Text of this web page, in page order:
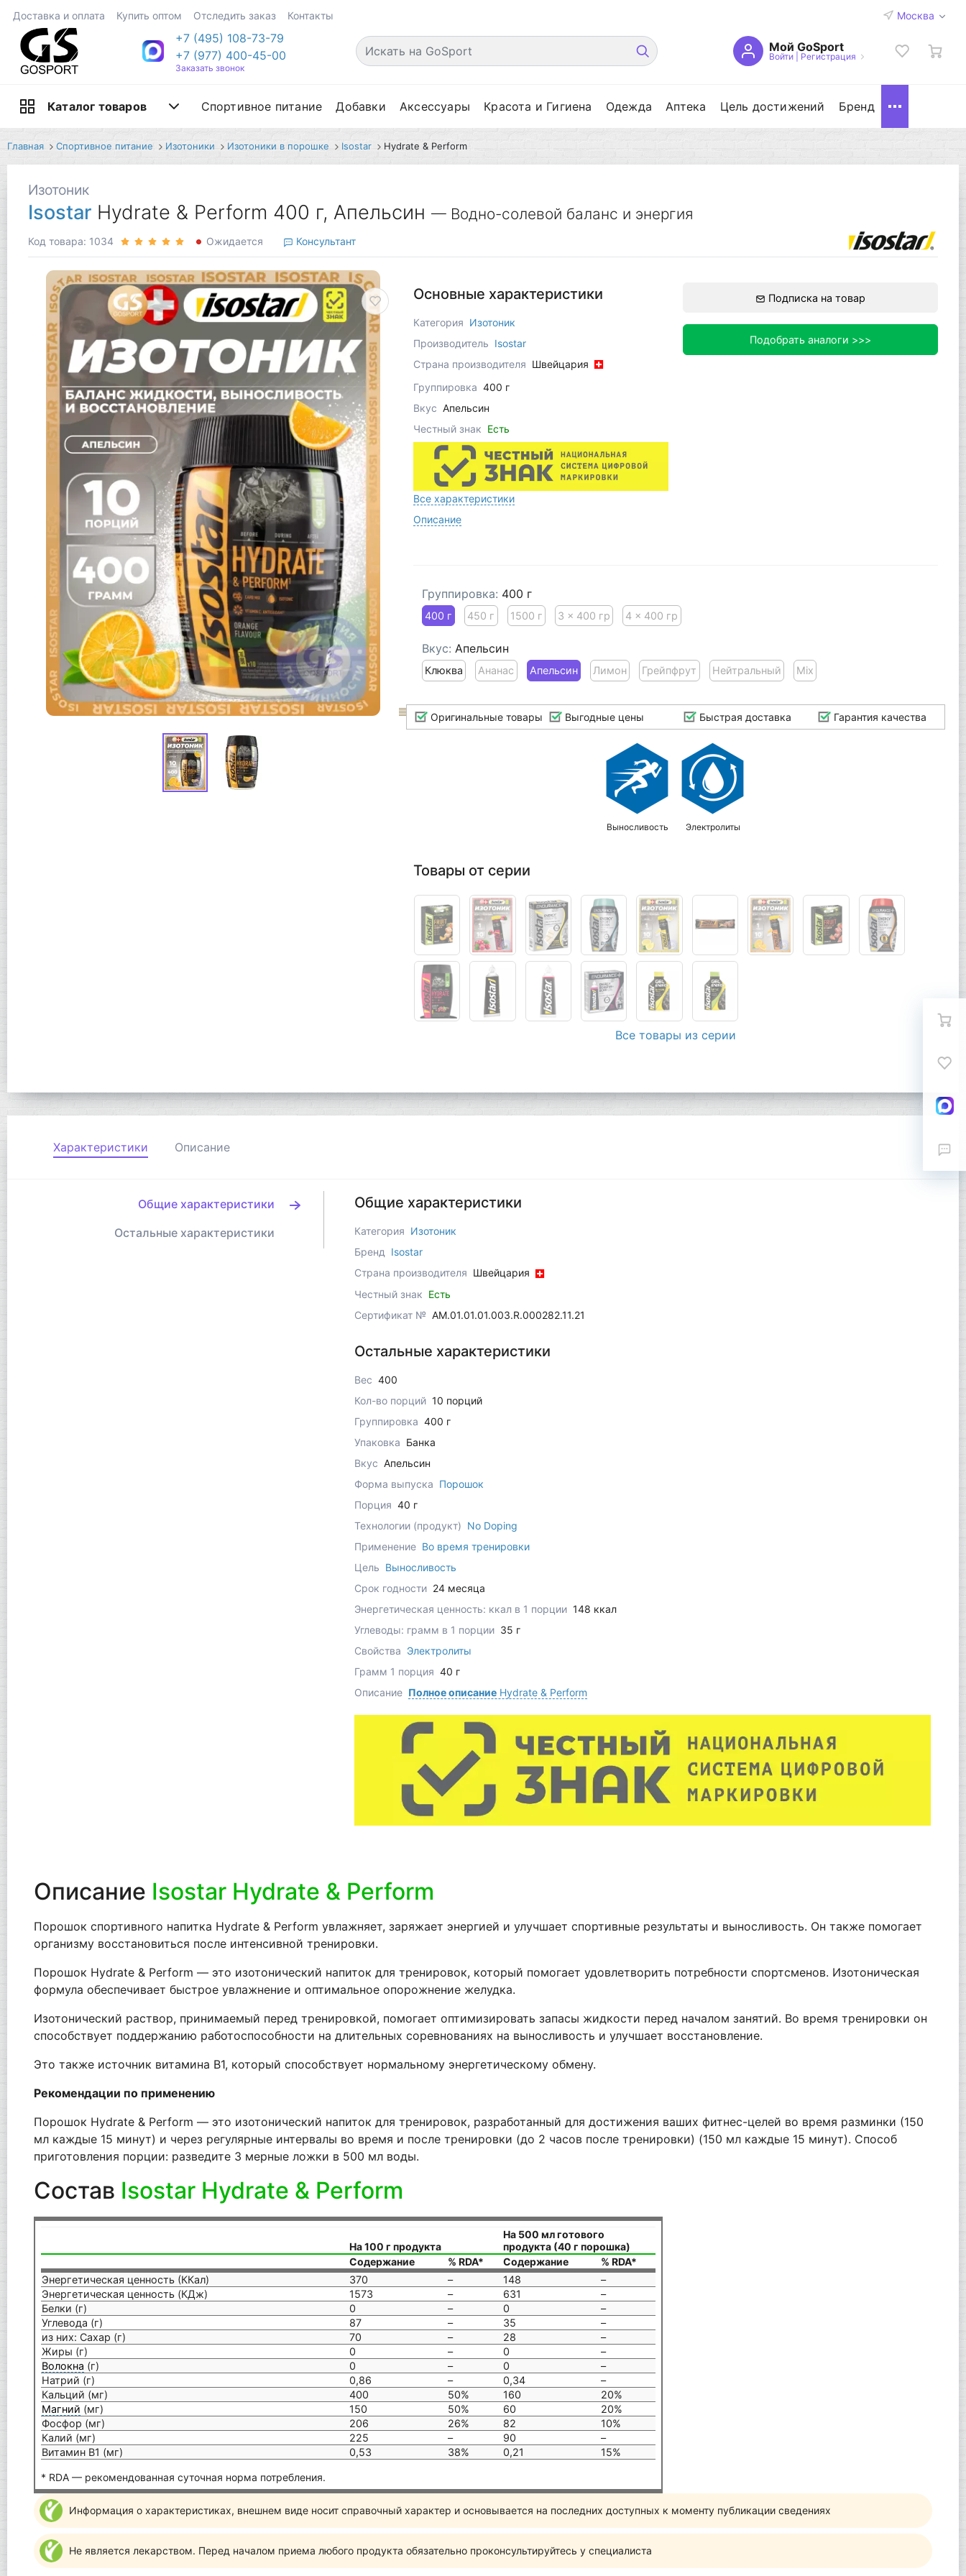
Доставка и оплата Купить оптом Отследить заказ Контакты Москва
+7 (495) 108-73-79
+7 (977) 400-45-00
Заказать звонок
Мой GoSport
Войти| Регистрация
Каталог товаров Спортивное питание Добавки Аксессуары Красота и Гигиена Одежда Аптека Цель достижений Бренд
Главная Спортивное питание Изотоники Изотоники в порошке Isostar Hydrate & Perform
Изотоник
Isostar Hydrate & Perform 400 г, Апельсин — Водно-солевой баланс и энергия
Код товара: 1034 Ожидается Консультант
Основные характеристики
Категория Изотоник
Производитель Isostar
Страна производителя Швейцария
Группировка 400 г
Вкус Апельсин
Честный знак Есть
Все характеристики
Описание
Подписка на товар
Подобрать аналоги >>>
Группировка: 400 г
400 г 450 г 1500 г 3 x 400 гр 4 x 400 гр
Вкус: Апельсин
Клюква Ананас Апельсин Лимон Грейпфрут Нейтральный Mix
Оригинальные товары Выгодные цены Быстрая доставка Гарантия качества
Выносливость Электролиты
Товары от серии
Все товары из серии
Характеристики Описание
Общие характеристики
Остальные характеристики
Общие характеристики
Категория Изотоник
Бренд
Isostar
Страна производителя Швейцария
Честный знак Есть
Сертификат № AM.01.01.01.003.R.000282.11.21
Остальные характеристики
Вес 400
Кол-во порций 10 порций
Группировка 400 г
Упаковка Банка
Вкус Апельсин
Форма выпуска Порошок
Порция 40 г
Технологии (продукт) No Doping
Применение Во время тренировки
Цель Выносливость
Срок годности 24 месяца
Энергетическая ценность: ккал в 1 порции 148 ккал
Углеводы: грамм в 1 порции 35 г
Свойства Электролиты
Грамм 1 порция 40 г
Описание Полное описаниеHydrate & Perform
Описание Isostar Hydrate & Perform
Порошок спортивного напитка Hydrate & Perform увлажняет, заряжает энергией и улучшает спортивные результаты и выносливость. Он также помогает
организму восстановиться после интенсивной тренировки.
Порошок Hydrate & Perform — это изотонический напиток для тренировок, который помогает удовлетворить потребности спортсменов. Изотоническая
формула обеспечивает быстрое увлажнение и оптимальное опорожнение желудка.
Изотонический раствор, принимаемый перед тренировкой, помогает оптимизировать запасы жидкости перед началом занятий. Во время тренировки он
способствует поддержанию работоспособности на длительных соревнованиях на выносливость и улучшает восстановление.
Это также источник витамина B1, который способствует нормальному энергетическому обмену.
Рекомендации по применению
Порошок Hydrate & Perform — это изотонический напиток для тренировок, разработанный для достижения ваших фитнес-целей во время разминки (150
мл каждые 15 минут) и через регулярные интервалы во время и после тренировки (до 2 часов после тренировки) (150 мл каждые 15 минут). Способ
приготовления порции: разведите 3 мерные ложки в 500 мл воды.
Состав Isostar Hydrate & Perform
На 100 г продукта
На 500 мл готового
продукта (40 г порошка)
Содержание
% RDA* Содержание
% RDA*
Энергетическая ценность (ККал)
370 – 148
–
Энергетическая ценность (КДж)
1573 – 631
–
Белки (г)
0 – 0
–
Углевода (г)
87 – 35
–
из них: Сахар (г)
70 – 28
–
Жиры (г)
0 – 0
–
Волокна (г) 0 – 0
–
Натрий (г)
0,86 – 0,34
–
Кальций (мг)
400 50% 160
20%
Магний (мг) 150 50% 60
20%
Фосфор (мг)
206 26% 82
10%
Калий (мг)
225 – 90
–
Витамин В1 (мг)
0,53 38% 0,21 15%
* RDA — рекомендованная суточная норма потребления.
Информация о характеристиках, внешнем виде носит справочный характер и основывается на последних доступных к моменту публикации сведениях
Не является лекарством. Перед началом приема любого продукта обязательно проконсультируйтесь у специалиста